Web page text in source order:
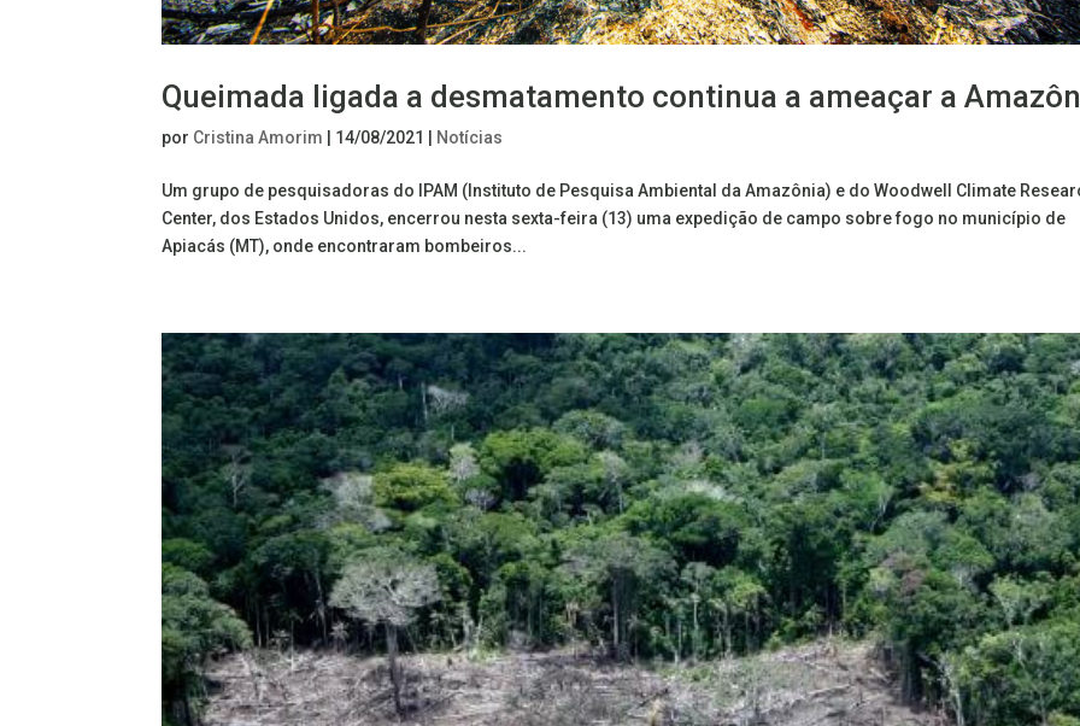
Queimada ligada a desmatamento continua a ameaçar a
por Cristina Amorim 14/08/2021 Notícias
Um grupo de pesquisadoras do IPAM (Instituto de Pesquisa Ambiental da Amazônia) e do Woodwell Climate
Center, dos Estados Unidos, encerrou nesta sexta-feira (13) uma expedição de campo sobre fogo no município de
Apiacás (MT), onde encontraram bombeiros...